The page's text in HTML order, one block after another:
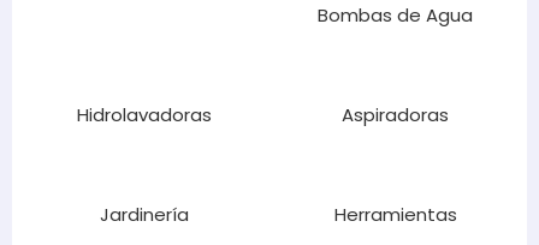
Bombas de Agua
Hidrolavadoras Aspiradoras
Jardinería Herramientas